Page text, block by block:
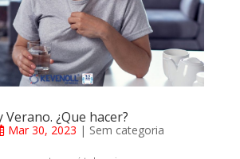
¿Que hacer?
Mar 30, 2023 | Sem categoria